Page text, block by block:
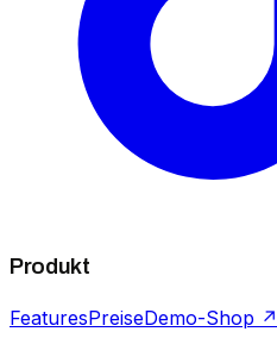
Produkt
FeaturesPreiseDemo-Shop ↗